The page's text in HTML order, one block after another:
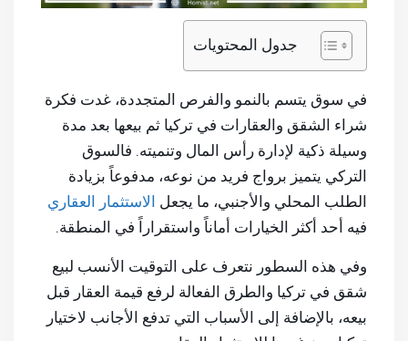
جدول المحتويات
في سوق يتسم بالنمو والفرص المتجددة، غدت فكرة
شراء الشقق والعقارات في تركيا ثم بيعها بعد مدة
وسيلة ذكية لإدارة رأس المال وتنميته. فالسوق
التركي يتميز برواج فريد من نوعه، مدفوعاً بزيادة
الطلب المحلي والأجنبي، ما يجعل الاستثمار العقاري
فيه أحد أكثر الخيارات أماناً واستقراراً في المنطقة.
وفي هذه السطور نتعرف على التوقيت الأنسب لبيع
شقق في تركيا والطرق الفعالة لرفع قيمة العقار قبل
بيعه، بالإضافة إلى الأسباب التي تدفع الأجانب لاختيار